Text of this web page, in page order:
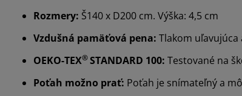
Rozmery: Š140 x D200 cm. Výška: 4,5 cm
Vzdušná pamäťová pena: Tlakom uľavujúca
OEKO-TEX®STANDARD 100: Testované na
Poťah možno prať: Poťah je snímateľný a